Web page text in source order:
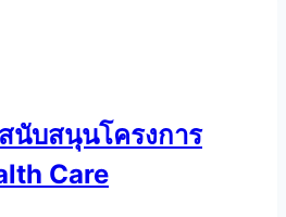
นับสนุนโครงการ
Care